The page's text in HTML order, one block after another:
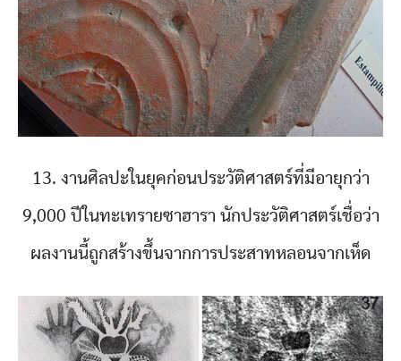
13. งานศิลปะในยุคก่อนประวัติศาสตร์ที่มีอายุกว่า
9,000 ปีในทะเทรายซาฮารา นักประวัติศาสตร์เชื่อว่า
ผลงานนี้ถูกสร้างขึ้นจากการประสาทหลอนจากเห็ด